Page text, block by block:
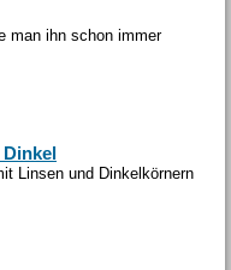
man ihn schon immer
Linsen und Dinkelkörnern